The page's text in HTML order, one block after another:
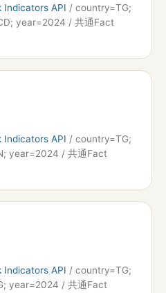
Indicators API / country=TG;
year=2024 / 共通Fact
Indicators API / country=TG;
year=2024 / 共通Fact
Indicators API / country=TG;
year=2024 / 共通Fact